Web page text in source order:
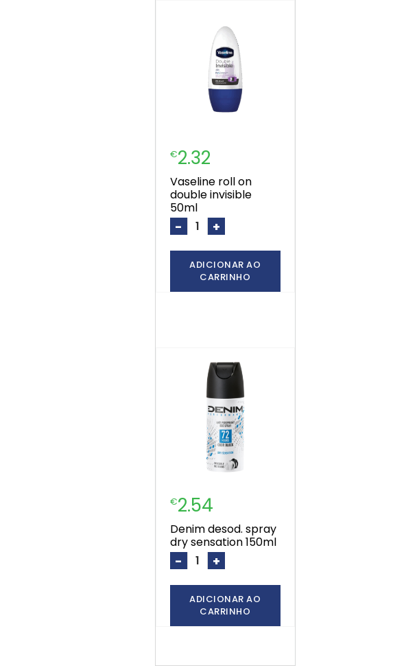
€2.32
vaseline roll on
double invisible
50ml
- +
ADICIONAR AO
CARRINHO
€2.54
denim desod. spray
dry sensation 150ml
- +
ADICIONAR AO
CARRINHO